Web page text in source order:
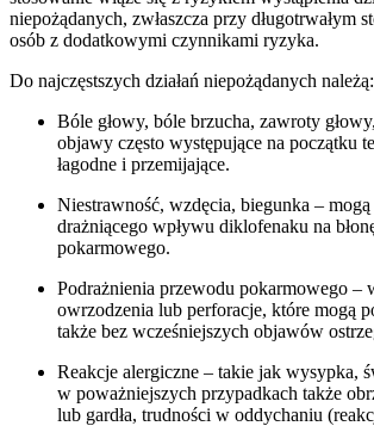
niepożądanych, zwłaszcza przy długotrwałym
osób z dodatkowymi czynnikami ryzyka.
Do najczęstszych działań niepożądanych należą:
Bóle głowy, bóle brzucha, zawroty
objawy często występujące na początku
łagodne i przemijające.
Niestrawność, wzdęcia, biegunka –
drażniącego wpływu diklofenaku na
pokarmowego.
Podrażnienia przewodu pokarmowego –
owrzodzenia lub perforacje, które mogą
także bez wcześniejszych objawów
Reakcje alergiczne – takie jak wysypka,
w poważniejszych przypadkach także
lub gardła, trudności w oddychaniu